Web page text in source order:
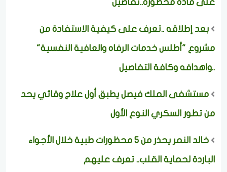
على مادة محظورة..تفاصيل
بعد إطلاقه ..تعرف على كيفية الاستفادة من
مشروع "أطلس خدمات الرفاه والعافية النفسية"
..واهدافه وكافة التفاصيل
مستشفى الملك فيصل يطبق أول علاج وقائي يحد
من تطور السكري النوع الأول
خالد النمر يحذر من 5 محظورات طبية خلال الأجواء
الباردة لحماية القلب.. تعرف عليهم